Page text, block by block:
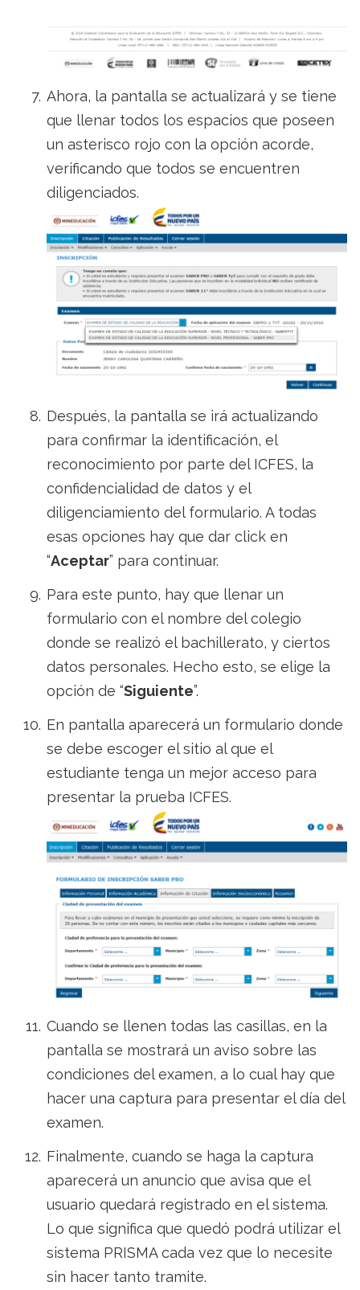
Ahora, la pantalla se actualizará y se tiene
que llenar todos los espacios que poseen
un asterisco rojo con la opción acorde,
verificando que todos se encuentren
diligenciados.
Después, la pantalla se irá actualizando
para confirmar la identificación, el
reconocimiento por parte del ICFES, la
confidencialidad de datos y el
diligenciamiento del formulario. A todas
esas opciones hay que dar click en
“Aceptar” para continuar.
Para este punto, hay que llenar un
formulario con el nombre del colegio
donde se realizó el bachillerato, y ciertos
datos personales. Hecho esto, se elige la
opción de “Siguiente”.
En pantalla aparecerá un formulario donde
se debe escoger el sitio al que el
estudiante tenga un mejor acceso para
presentar la prueba ICFES.
Cuando se llenen todas las casillas, en la
pantalla se mostrará un aviso sobre las
condiciones del examen, a lo cual hay que
hacer una captura para presentar el día del
examen.
Finalmente, cuando se haga la captura
aparecerá un anuncio que avisa que el
usuario quedará registrado en el sistema.
Lo que significa que quedó podrá utilizar el
sistema PRISMA cada vez que lo necesite
sin hacer tanto tramite.